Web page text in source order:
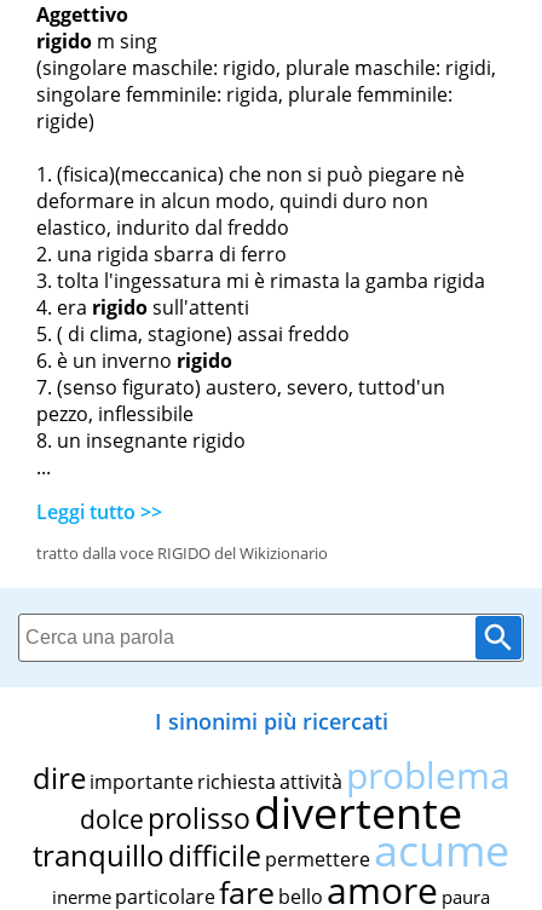
Aggettivo
rigido m sing
(singolare maschile: rigido, plurale maschile: rigidi,
singolare femminile: rigida, plurale femminile:
rigide)
(fisica)(meccanica) che non si può piegare nè
deformare in alcun modo, quindi duro non
elastico, indurito dal freddo
una rigida sbarra di ferro
tolta l'ingessatura mi è rimasta la gamba rigida
era rigidosull'attenti
( di clima, stagione) assai freddo
è un inverno rigido
(senso figurato) austero, severo, tuttod'un
pezzo, inflessibile
un insegnante rigido
...
Leggi tutto >>
tratto dalla voce RIGIDO del Wikizionario
I sinonimi più ricercati
dire importante richiestaattività problema
dolce prolissodivertente
tranquillodifficile permettereacume
inerme particolarefare bello amore paura